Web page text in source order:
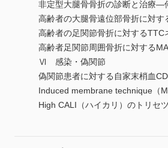
非定型大腿骨骨折の診断と治療
高齢者の大腿骨遠位部骨折に対
高齢者の足関節骨折に対する
高齢者足関節周囲骨折に対する
Ⅵ 感染・偽関節
偽関節患者に対する自家末梢血
Induced membrane technique（
High CALI（ハイカリ）のトリセ